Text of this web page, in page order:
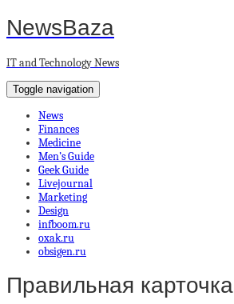
NewsBaza
IT and Technology News
Toggle navigation
News
Finances
Medicine
Men’s Guide
Geek Guide
Livejournal
Marketing
Design
infboom.ru
oxak.ru
obsigen.ru
Правильная